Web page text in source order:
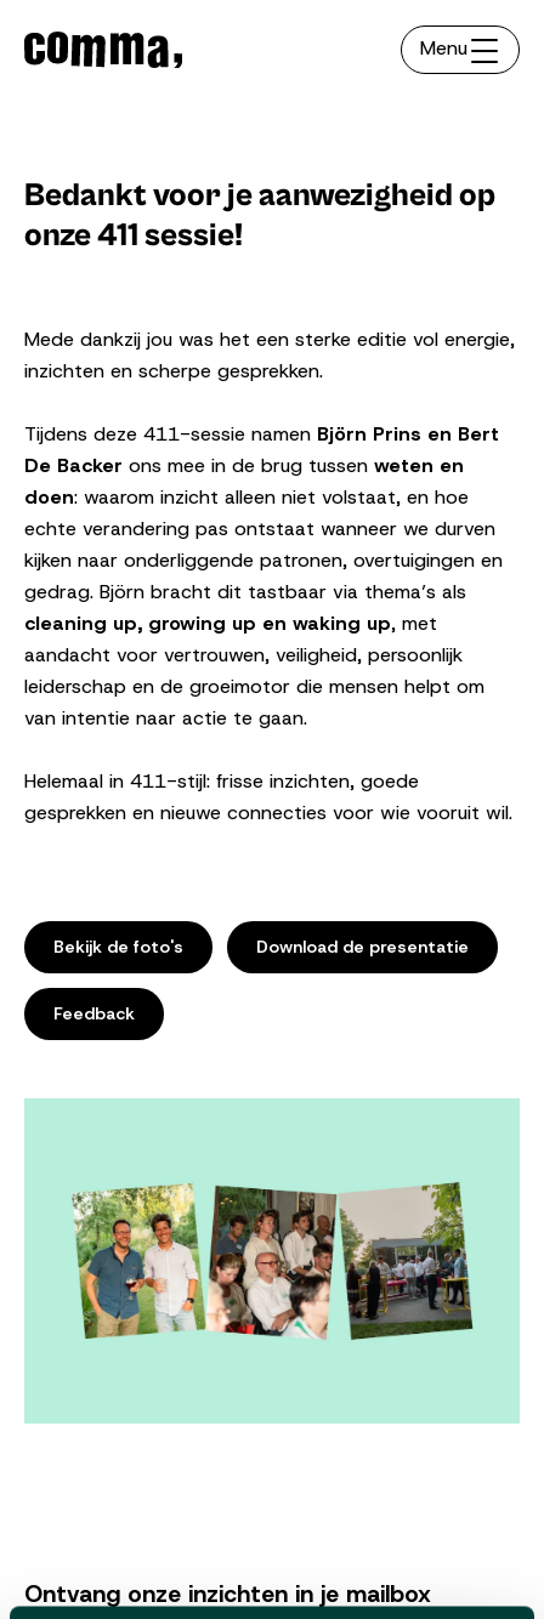
Menu
Bedankt voor je aanwezigheid op
onze 411 sessie!
Mede dankzij jou was het een sterke editie vol energie,
inzichten en scherpe gesprekken.
Tijdens deze 411-sessie namen Björn Prins en Bert
De Backer ons mee in de brug tussen weten en
doen: waarom inzicht alleen niet volstaat, en hoe
echte verandering pas ontstaat wanneer we durven
kijken naar onderliggende patronen, overtuigingen en
gedrag. Björn bracht dit tastbaar via thema’s als
cleaning up, growing up en waking up, met
aandacht voor vertrouwen, veiligheid, persoonlijk
leiderschap en de groeimotor die mensen helpt om
van intentie naar actie te gaan.
Helemaal in 411-stijl: frisse inzichten, goede
gesprekken en nieuwe connecties voor wie vooruit wil.
Bekijk de foto's Download de presentatie
Feedback
Ontvang onze inzichten in je mailbox